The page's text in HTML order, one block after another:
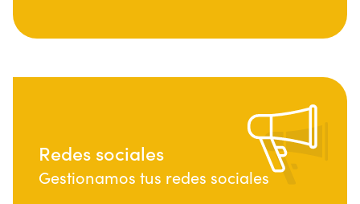
Redes sociales
Gestionamos tus redes sociales